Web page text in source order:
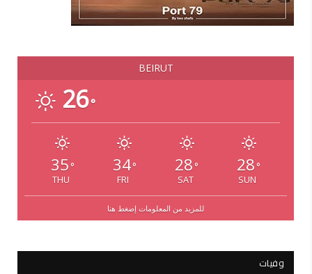
BEIRUT
26°
35 °
THU
34°
FRI
28 °
SAT
28 °
SUN
للمزيد من المعلومات إضغط هنا
وفيات